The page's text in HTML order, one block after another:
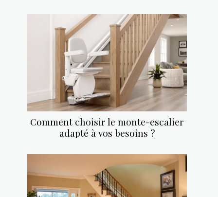
Comment choisir le monte-escalier
adapté à vos besoins ?